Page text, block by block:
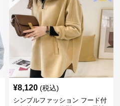
¥8,120 (税込)
シンプルファッション フード付